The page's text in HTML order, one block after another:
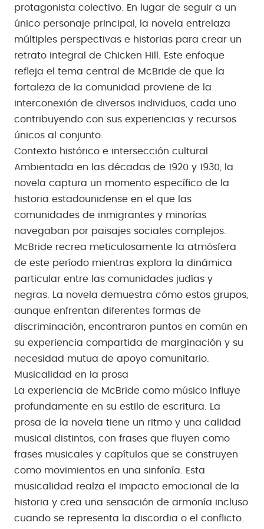
protagonista colectivo. En lugar de seguir a un
único personaje principal, la novela entrelaza
múltiples perspectivas e historias para crear un
retrato integral de Chicken Hill. Este enfoque
refleja el tema central de McBride de que la
fortaleza de la comunidad proviene de la
interconexión de diversos individuos, cada uno
contribuyendo con sus experiencias y recursos
únicos al conjunto.
Contexto histórico e intersección cultural
Ambientada en las décadas de 1920 y 1930, la
novela captura un momento específico de la
historia estadounidense en el que las
comunidades de inmigrantes y minorías
navegaban por paisajes sociales complejos.
McBride recrea meticulosamente la atmósfera
de este período mientras explora la dinámica
particular entre las comunidades judías y
negras. La novela demuestra cómo estos grupos,
aunque enfrentan diferentes formas de
discriminación, encontraron puntos en común en
su experiencia compartida de marginación y su
necesidad mutua de apoyo comunitario.
Musicalidad en la prosa
La experiencia de McBride como músico influye
profundamente en su estilo de escritura. La
prosa de la novela tiene un ritmo y una calidad
musical distintos, con frases que fluyen como
frases musicales y capítulos que se construyen
como movimientos en una sinfonía. Esta
musicalidad realza el impacto emocional de la
historia y crea una sensación de armonía incluso
cuando se representa la discordia o el conflicto.